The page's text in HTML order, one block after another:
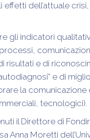
effetti dell’attuale
gli indicatori
risultati e di
e di
la comunicazione
tecnologici).
il Direttore di
Anna Moretti